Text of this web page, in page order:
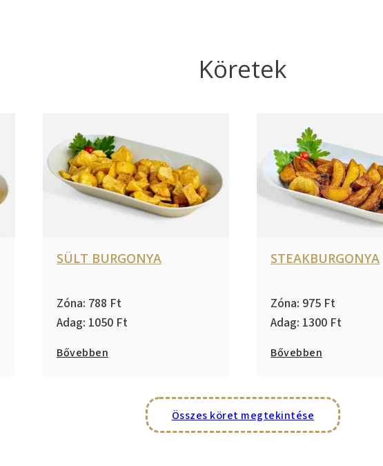
Köretek
SÜLT BURGONYA
788
1050
Bővebben
STEAKBURGONYA
975
1300
Bővebben
Összes köret megtekintése